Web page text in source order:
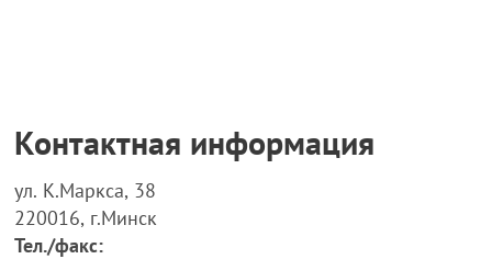
Контактная информация
ул. К.Маркса, 38
220016, г.Минск
Тел./факс: